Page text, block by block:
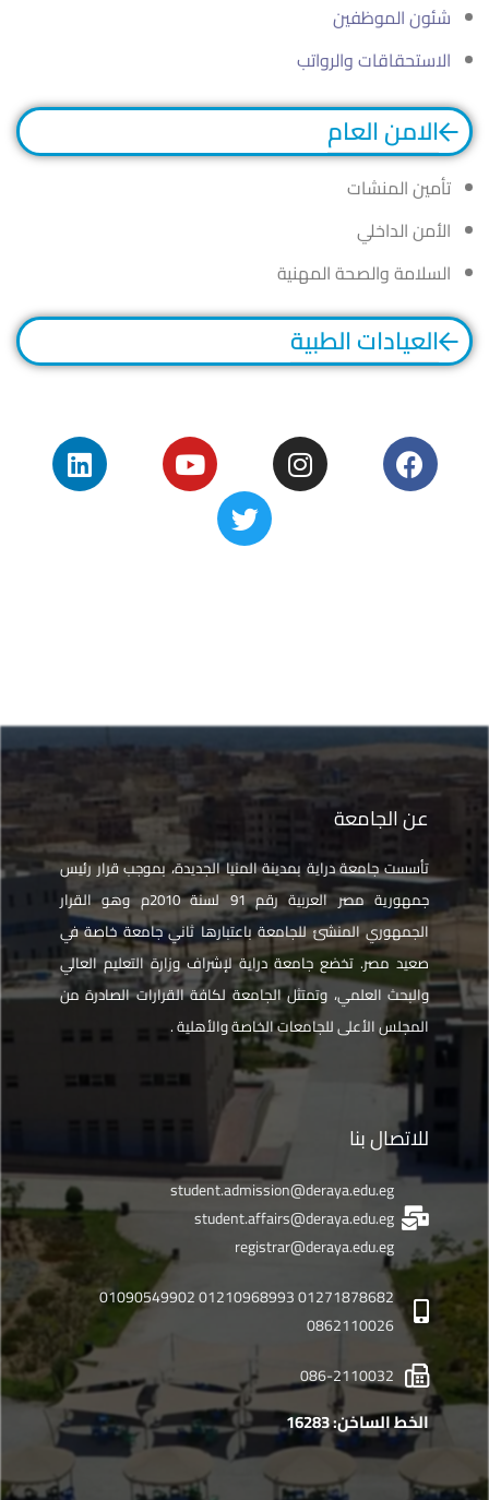
شئون الموظفين
الاستحقاقات والرواتب
الامن العام
تأمين المنشات
الأمن الداخلي
السلامة والصحة المهنية
العيادات الطبية
عن الجامعة
تأسست جامعة دراية بمدينة المنيا الجديدة، بموجب قرار رئيس
جمهورية مصر العربية رقم 91 لسنة 2010م وهو القرار
الجمهوري المنشئ للجامعة باعتبارها ثاني جامعة خاصة في
صعيد مصر. تخضع جامعة دراية لإشراف وزارة التعليم العالي
والبحث العلمي، وتمتثل الجامعة لكافة القرارات الصادرة من
المجلس الأعلى للجامعات الخاصة والأهلية .
للاتصال بنا
student.admission@deraya.edu.eg
student.affairs@deraya.edu.eg
registrar@deraya.edu.eg
01271878682 01210968993 01090549902
0862110026
086-2110032
الخط الساخن: 16283